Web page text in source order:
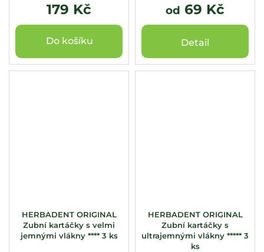
179 Kč
Do košíku
od 69 Kč
Detail
HERBADENT ORIGINAL
Zubní kartáčky s velmi
jemnými vlákny **** 3 ks
HERBADENT ORIGINAL
Zubní kartáčky s
ultrajemnými vlákny ***** 3
ks